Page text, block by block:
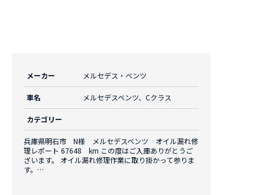
メーカー メルセデス・ベンツ
車名 メルセデスベンツ、Cクラス
カテゴリー
兵庫県明石市 N様 メルセデスベンツ オイル漏れ修
理レポート 67648 km この度はご入庫ありがとうご
ざいます。 オイル漏れ修理作業に取り掛かって参りま
す。…